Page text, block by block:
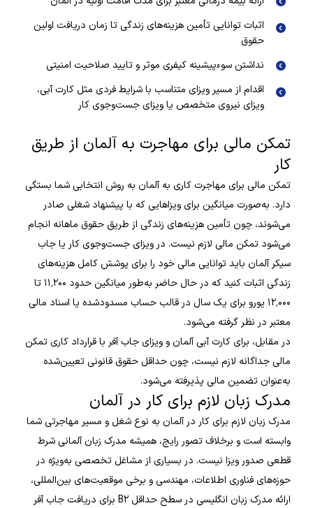
اثبات توانایی تأمین هزینه‌های زندگی تا زمان دریافت اولین
حقوق
نداشتن سوءپیشینه کیفری موثر و تایید صلاحیت امنیتی
اقدام از مسیر ویزای متناسب با شرایط فردی مثل کارت آبی،
ویزای نیروی متخصص یا ویزای جست‌وجوی کار
تمکن مالی برای مهاجرت به آلمان از طریق
کار
تمکن مالی برای مهاجرت کاری به آلمان به روش انتخابی شما بستگی
دارد. به‌صورت میانگین برای ویزاهایی که با پیشنهاد شغلی صادر
می‌شوند، چون تأمین هزینه‌های زندگی از طریق حقوق ماهانه انجام
می‌شود تمکن مالی لازم نیست. در ویزای جست‌وجوی کار یا جاب
سیکر آلمان باید توانایی مالی خود را برای پوشش کامل هزینه‌های
زندگی اثبات کنید که در حال حاضر به‌طور میانگین حدود ۱۱٬۲۰۰ تا
۱۲٬۰۰۰ یورو برای یک سال در قالب حساب مسدودشده یا اسناد مالی
معتبر در نظر گرفته می‌شود.
در مقابل، برای کارت آبی آلمان و ویزای جاب آفر با قرارداد کاری تمکن
مالی جداگانه لازم نیست، چون حداقل حقوق قانونی تعیین‌شده
به‌عنوان تضمین مالی پذیرفته می‌شود.
مدرک زبان لازم برای کار در آلمان
مدرک زبان لازم برای کار در آلمان به نوع شغل و مسیر مهاجرتی شما
وابسته است و برخلاف تصور رایج، همیشه مدرک زبان آلمانی شرط
قطعی صدور ویزا نیست. در بسیاری از مشاغل تخصصی به‌ویژه در
حوزه‌های فناوری اطلاعات، مهندسی و برخی موقعیت‌های بین‌المللی،
ارائه مدرک زبان انگلیسی در سطح حداقل B۲ برای دریافت جاب آفر